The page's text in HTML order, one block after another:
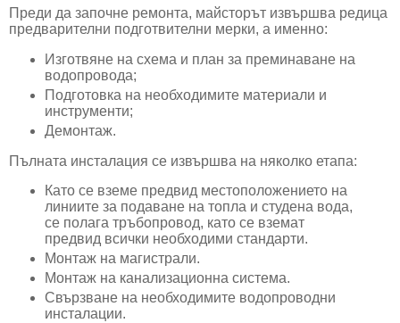
Преди да започне ремонта, майсторът извършва редица
предварителни подготвителни мерки, а именно:
Изготвяне на схема и план за преминаване на
водопровода;
Подготовка на необходимите материали и
инструменти;
Демонтаж.
Пълната инсталация се извършва на няколко етапа:
Като се вземе предвид местоположението на
линиите за подаване на топла и студена вода,
се полага тръбопровод, като се вземат
предвид всички необходими стандарти.
Монтаж на магистрали.
Монтаж на канализационна система.
Свързване на необходимите водопроводни
инсталации.